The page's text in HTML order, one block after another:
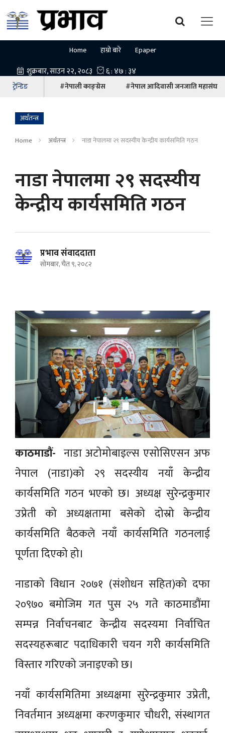
Home हाम्रो बारे Epaper
ट्रेन्डिङ #नेपाली काङ्ग्रेस #नेपाल आदिवासी जनजाति महासंघ
अर्थतन्त्र
Home अर्थतन्त्र नाडा नेपालमा २९ सदस्यीय केन्द्रीय कार्यसमिति गठन
नाडा नेपालमा २९ सदस्यीय
केन्द्रीय कार्यसमिति गठन
प्रभाव संवाददाता
सोमबार, चैत ९, २०८२
काठमाडौं- नाडा अटोमोबाइल्स एसोसिएसन अफ
नेपाल (नाडा)को २९ सदस्यीय नयाँ केन्द्रीय
कार्यसमिति गठन भएको छ। अध्यक्ष सुरेन्द्रकुमार
उप्रेती को अध्यक्षतामा बसेको दोस्रो केन्द्रीय
कार्यसमिति बैठकले नयाँ कार्यसमिति गठनलाई
पूर्णता दिएको हो।
नाडाको विधान २०७१ (संशोधन सहित)को दफा
२०९७० बमोजिम गत पुस २५ गते काठमाडौंमा
सम्पन्न निर्वाचनबाट केन्द्रीय सदस्यमा निर्वाचित
सदस्यहरूबाट पदाधिकारी चयन गरी कार्यसमिति
विस्तार गरिएको जनाइएको छ।
नयाँ कार्यसमितिमा अध्यक्षमा सुरेन्द्रकुमार उप्रेती,
निवर्तमान अध्यक्षमा करणकुमार चौधरी, संस्थागत